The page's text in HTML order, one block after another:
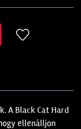
A Black Cat Hard
ellenálljon